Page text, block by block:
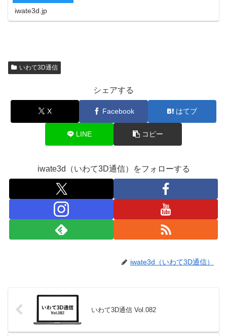
iwate3d.jp
いわて3D通信
シェアする
X Facebook はてブ
LINE コピー
iwate3d（いわて3D通信）をフォローする
iwate3d（いわて3D通信）
いわて3D通信 Vol.082